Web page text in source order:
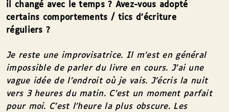
il changé avec le temps ? Avez-vous adopté
certains comportements / tics d’écriture
réguliers ?
Je reste une improvisatrice. Il m’est en général
impossible de parler du livre en cours. J’ai une
vague idée de l’endroit où je vais. J’écris la nuit
vers 3 heures du matin. C’est un moment parfait
pour moi. C’est l’heure la plus obscure. Les